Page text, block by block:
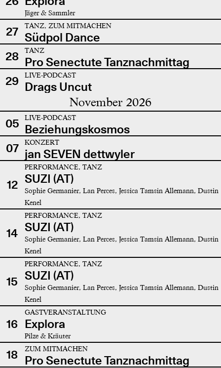
Jäger & Sammler
27 TANZ, ZUM MITMACHEN
Südpol Dance
28
TANZ
Pro Senectute Tanznachmittag
29
LIVE-PODCAST
Drags Uncut
November 2026
05 LIVE-PODCAST
Beziehungskosmos
07
KONZERT
jan SEVEN dettwyler
12
PERFORMANCE, TANZ
SUZI (AT)
Sophie Germanier, Lan Perces, Jessica Tamsin Allemann, Dustin
Kenel
14
PERFORMANCE, TANZ
SUZI (AT)
Sophie Germanier, Lan Perces, Jessica Tamsin Allemann, Dustin
Kenel
15
PERFORMANCE, TANZ
SUZI (AT)
Sophie Germanier, Lan Perces, Jessica Tamsin Allemann, Dustin
Kenel
16
GASTVERANSTALTUNG
Explora
Pilze & Kräuter
18 ZUM MITMACHEN
Pro Senectute Tanznachmittag